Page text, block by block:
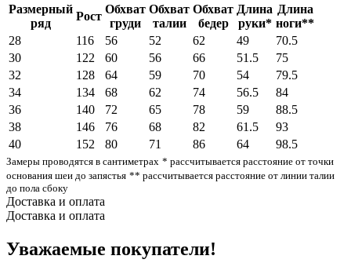
Размерный
ряд
Рост
Обхват
груди
Обхват
талии
Обхват
бедер
Длина
руки*
Длина
ноги**
28
116 56 52 62 49
70.5
30
122 60 56 66 51.5
75
32
128 64 59 70 54
79.5
34
134 68 62 74 56.5
84
36
140 72 65 78 59
88.5
38
146 76 68 82 61.5
93
40
152 80 71 86 64 98.5
Замеры проводятся в сантиметрах * рассчитывается расстояние от точки
основания шеи до запястья ** рассчитывается расстояние от линии талии
до пола сбоку
Доставка и оплата
Доставка и оплата
Уважаемые покупатели!